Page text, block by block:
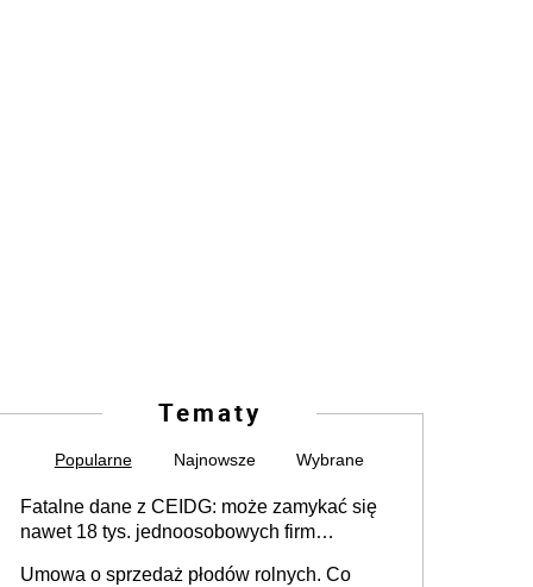
Tematy
Popularne Najnowsze Wybrane
Fatalne dane z CEIDG: może zamykać się
nawet 18 tys. jednoosobowych firm
Umowa o sprzedaż płodów rolnych. Co